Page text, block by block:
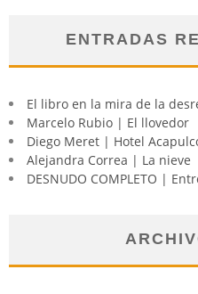
ENTRADAS
El libro en la mira de la
Marcelo Rubio | El llovedor
Diego Meret | Hotel
Alejandra Correa | La nieve
DESNUDO COMPLETO |